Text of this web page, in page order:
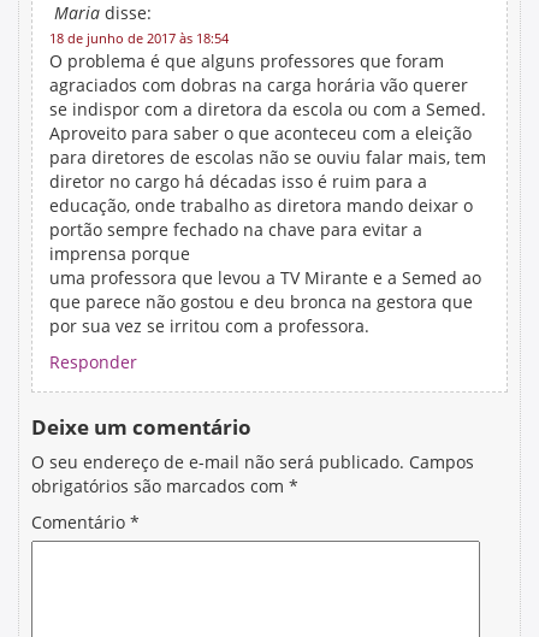
Maria disse:
18 de junho de 2017 às 18:54
O problema é que alguns professores que foram
agraciados com dobras na carga horária vão querer
se indispor com a diretora da escola ou com a Semed.
Aproveito para saber o que aconteceu com a eleição
para diretores de escolas não se ouviu falar mais, tem
diretor no cargo há décadas isso é ruim para a
educação, onde trabalho as diretora mando deixar o
portão sempre fechado na chave para evitar a
imprensa porque
uma professora que levou a TV Mirante e a Semed ao
que parece não gostou e deu bronca na gestora que
por sua vez se irritou com a professora.
Responder
Deixe um comentário
O seu endereço de e-mail não será publicado. Campos
obrigatórios são marcados com *
Comentário *